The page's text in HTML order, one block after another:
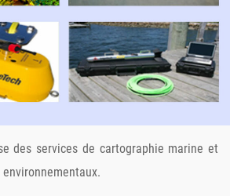
des services de cartographie marine et